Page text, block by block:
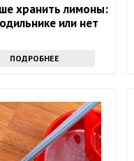
хранить лимоны:
или нет
ПОДРОБНЕЕ